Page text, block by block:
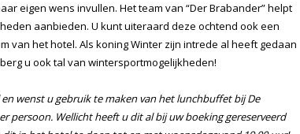
eigen wens invullen. Het team van “Der Brabander” helpt
aanbieden. U kunt uiteraard deze ochtend ook een
van het hotel. Als koning Winter zijn intrede al heeft gedaan
u ook tal van wintersportmogelijkheden!
wenst u gebruik te maken van het lunchbuffet bij De
persoon. Wellicht heeft u dit al bij uw boeking gereserveerd